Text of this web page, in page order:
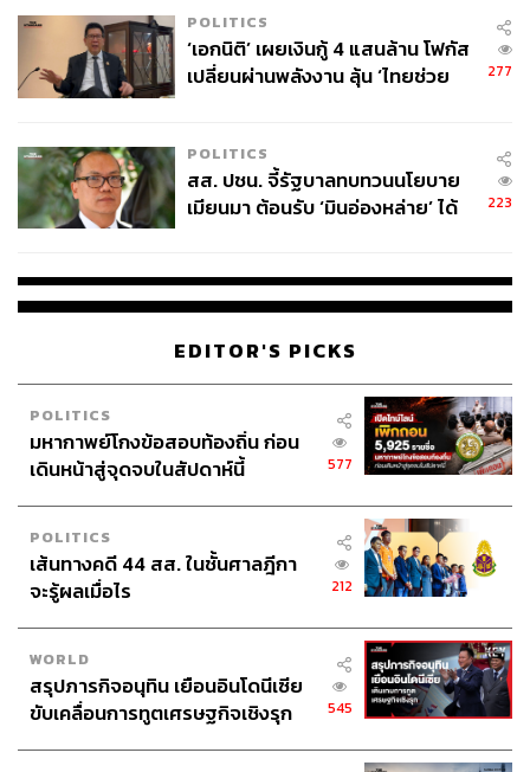
POLITICS
‘เอกนิติ’ เผยเงินกู้ 4 แสนล้าน โฟกัส
เปลี่ยนผ่านพลังงาน ลุ้น ‘ไทยช่วย
277
POLITICS
สส. ปชน. จี้รัฐบาลทบทวนนโยบาย
เมียนมา ต้อนรับ ‘มินอ่องหล่าย’ ได้
223
EDITOR'S PICKS
POLITICS
มหากาพย์โกงข้อสอบท้องถิ่น ก่อน
เดินหน้าสู่จุดจบในสัปดาห์นี้
577
POLITICS
เส้นทางคดี 44 สส. ในชั้นศาลฎีกา
จะรู้ผลเมื่อไร
212
WORLD
สรุปภารกิจอนุทิน เยือนอินโดนีเซีย
ขับเคลื่อนการทูตเศรษฐกิจเชิงรุก
545